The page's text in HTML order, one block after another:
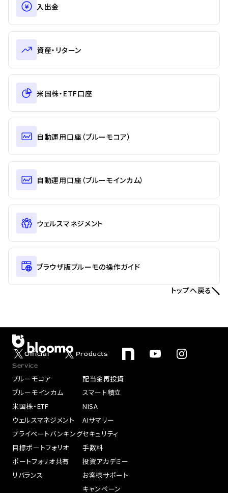
入出金
資産・リターン
米国株・ETF口座
自動運用口座（ブルーモコア）
自動運用口座（ブルーモインカム）
ウェルスマネジメント
ブラウザ版ブルーモの操作ガイド
トップへ戻る
Official
Products
Service
ブルーモコア
ブルーモインカム
米国株・ETF
ウェルスマネジメント
プライベートバンキング
目標ポートフォリオ
ポートフォリオ共有
リバランス
配当金再投資
スマート積立
NISA
AIサマリー
セキュリティ
手数料
投資アカデミー
お客様サポート
キャンペーン